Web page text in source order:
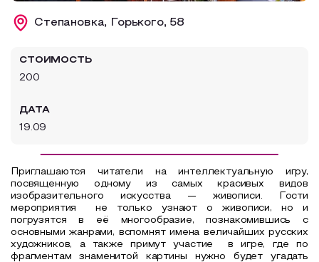
Образовательный туризм
Степановка, Горького, 58
СТОИМОСТЬ
200
ДАТА
19.09
Приглашаются читатели на интеллектуальную игру,
посвященную одному из самых красивых видов
изобразительного искусства — живописи. Гости
мероприятия
не только узнают о живописи, но и
погрузятся в её многообразие, познакомившись с
основными жанрами, вспомнят имена величайших русских
художников, а также примут участие
в игре, где по
фрагментам знаменитой картины нужно будет угадать